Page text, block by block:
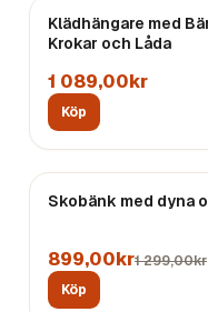
Klädhängare med
Krokar och Låda
1 089,00kr
Köp
REA
Skobänk med dyna
899,00kr1 299,00kr
Köp